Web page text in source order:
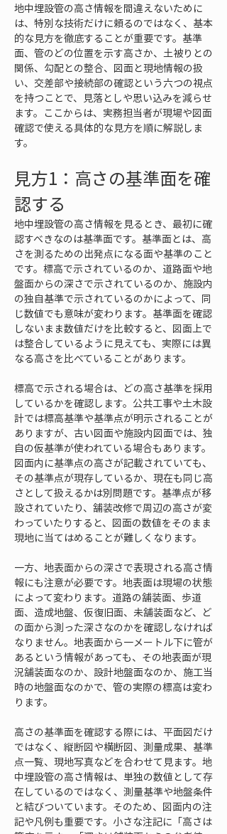
地中埋設管の高さ情報を間違えないために
は、特別な技術だけに頼るのではなく、基本
的な見方を徹底することが重要です。基準
面、管のどの位置を示す高さか、土被りとの
関係、勾配との整合、図面と現地情報の扱
い、交差部や接続部の確認という六つの視点
を持つことで、見落としや思い込みを減らせ
ます。ここからは、実務担当者が現場や図面
確認で使える具体的な見方を順に解説しま
す。
見方1：高さの基準面を確
認する
地中埋設管の高さ情報を見るとき、最初に確
認すべきなのは基準面です。基準面とは、高
さを測るための出発点になる面や基準のこと
です。標高で示されているのか、道路面や地
盤面からの深さで示されているのか、施設内
の独自基準で示されているのかによって、同
じ数値でも意味が変わります。基準面を確認
しないまま数値だけを比較すると、図面上で
は整合しているように見えても、実際には異
なる高さを比べていることがあります。
標高で示される場合は、どの高さ基準を採用
しているかを確認します。公共工事や土木設
計では標高基準や基準点が明示されることが
ありますが、古い図面や施設内図面では、独
自の仮基準が使われている場合もあります。
図面内に基準点の高さが記載されていても、
その基準点が現存しているか、現在も同じ高
さとして扱えるかは別問題です。基準点が移
設されていたり、舗装改修で周辺の高さが変
わっていたりすると、図面の数値をそのまま
現地に当てはめることが難しくなります。
一方、地表面からの深さで表現される高さ情
報にも注意が必要です。地表面は現場の状態
によって変わります。道路の舗装面、歩道
面、造成地盤、仮復旧面、未舗装面など、ど
の面から測った深さなのかを確認しなければ
なりません。地表面から一メートル下に管が
あるという情報があっても、その地表面が現
況舗装面なのか、設計地盤面なのか、施工当
時の地盤面なのかで、管の実際の標高は変わ
ります。
高さの基準面を確認する際には、平面図だけ
ではなく、縦断図や横断図、測量成果、基準
点一覧、現地写真などを合わせて見ます。地
中埋設管の高さ情報は、単独の数値として存
在しているのではなく、測量基準や地盤条件
と結びついています。そのため、図面内の注
記や凡例も重要です。小さな注記に「高さは